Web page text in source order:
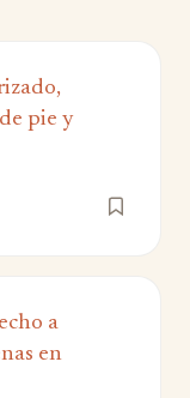
pie y
a
en